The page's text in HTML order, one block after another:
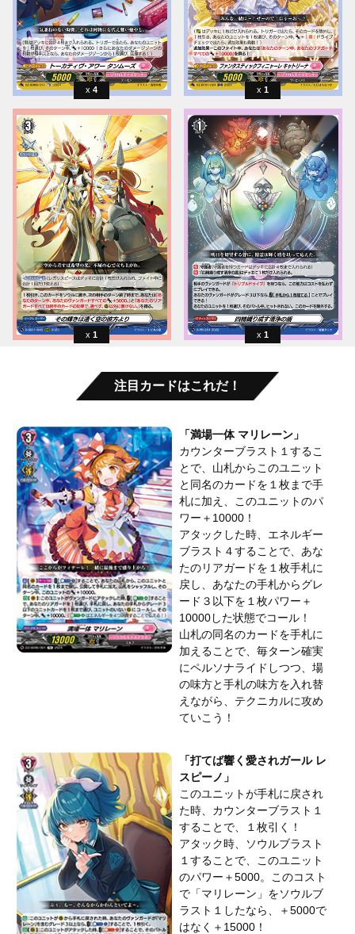
4 1
1 1
注目カードはこれだ！
「満場一体 マリレーン」
カウンターブラスト１するこ
とで、山札からこのユニット
と同名のカードを１枚まで手
札に加え、このユニットのパ
ワー＋10000！
アタックした時、エネルギー
ブラスト４することで、あな
たのリアガードを１枚手札に
戻し、あなたの手札からグレ
ード３以下を１枚パワー＋
10000した状態でコール！
山札の同名のカードを手札に
加えることで、毎ターン確実
にペルソナライドしつつ、場
の味方と手札の味方を入れ替
えながら、テクニカルに攻め
ていこう！
「打てば響く愛されガール レ
スピーノ」
このユニットが手札に戻され
た時、カウンターブラスト１
することで、１枚引く！
アタック時、ソウルブラスト
１することで、このユニット
のパワー＋5000。このコスト
で「マリレーン」をソウルブ
ラスト１したなら、＋5000で
はなく＋15000！